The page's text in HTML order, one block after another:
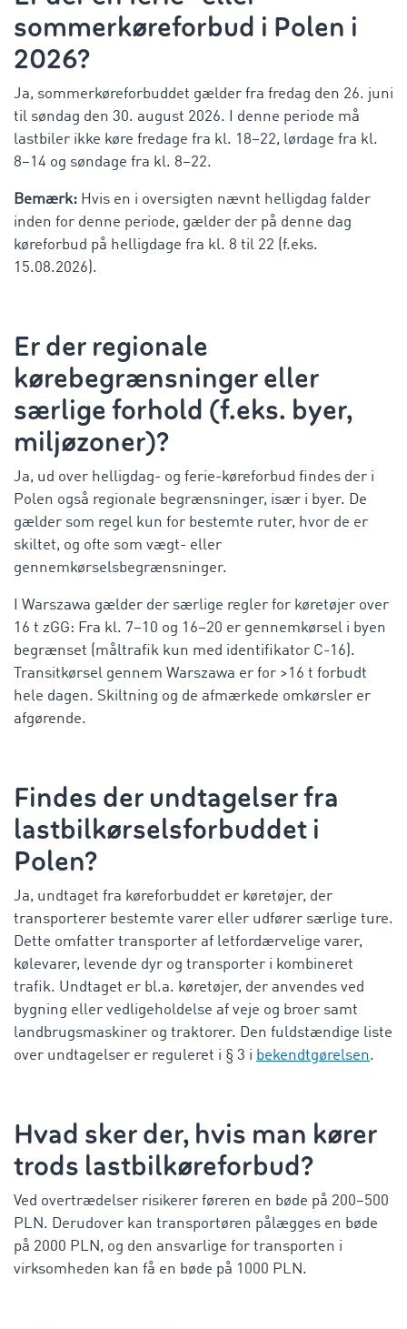
sommerkøreforbud i Polen i
2026?
Ja, sommerkøreforbuddet gælder fra fredag den 26. juni
til søndag den 30. august 2026. I denne periode må
lastbiler ikke køre fredage fra kl. 18–22, lørdage fra kl.
8–14 og søndage fra kl. 8–22.
Bemærk: Hvis en i oversigten nævnt helligdag falder
inden for denne periode, gælder der på denne dag
køreforbud på helligdage fra kl. 8 til 22 (f.eks.
15.08.2026).
Er der regionale
kørebegrænsninger eller
særlige forhold (f.eks. byer,
miljøzoner)?
Ja, ud over helligdag- og ferie-køreforbud findes der i
Polen også regionale begrænsninger, især i byer. De
gælder som regel kun for bestemte ruter, hvor de er
skiltet, og ofte som vægt- eller
gennemkørselsbegrænsninger.
I Warszawa gælder der særlige regler for køretøjer over
16 t zGG: Fra kl. 7–10 og 16–20 er gennemkørsel i byen
begrænset (måltrafik kun med identifikator C-16).
Transitkørsel gennem Warszawa er for >16 t forbudt
hele dagen. Skiltning og de afmærkede omkørsler er
afgørende.
Findes der undtagelser fra
lastbilkørselsforbuddet i
Polen?
Ja, undtaget fra køreforbuddet er køretøjer, der
transporterer bestemte varer eller udfører særlige ture.
Dette omfatter transporter af letfordærvelige varer,
kølevarer, levende dyr og transporter i kombineret
trafik. Undtaget er bl.a. køretøjer, der anvendes ved
bygning eller vedligeholdelse af veje og broer samt
landbrugsmaskiner og traktorer. Den fuldstændige liste
over undtagelser er reguleret i § 3 i bekendtgørelsen.
Hvad sker der, hvis man kører
trods lastbilkøreforbud?
Ved overtrædelser risikerer føreren en bøde på 200–500
PLN. Derudover kan transportøren pålægges en bøde
på 2000 PLN, og den ansvarlige for transporten i
virksomheden kan få en bøde på 1000 PLN.